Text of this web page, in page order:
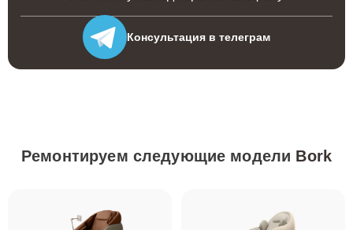
Консультация в телеграм
Ремонтируем следующие модели Bork